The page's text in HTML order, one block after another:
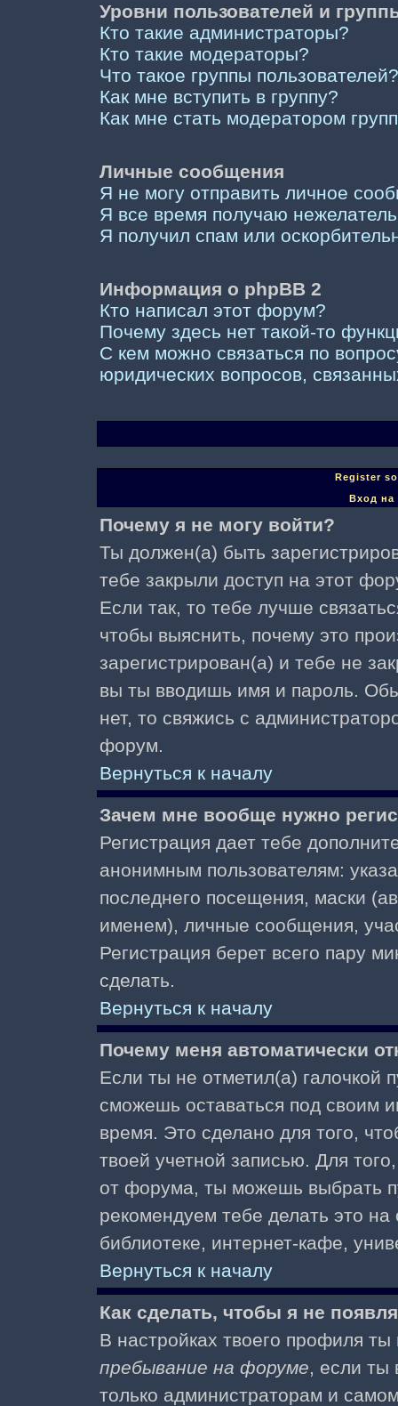
Уровни пользователей и
Кто такие администраторы?
Кто такие модераторы?
Что такое группы пользователей?
Как мне вступить в группу?
Как мне стать модератором
Личные сообщения
Я не могу отправить личное
Я все время получаю
Я получил спам или
Информация о phpBB 2
Кто написал этот форум?
Почему здесь нет такой-то
С кем можно связаться по
юридических вопросов,
Register
Вход на
Почему я не могу войти?
Ты должен(а) быть
тебе закрыли доступ на этот
Если так, то тебе лучше
чтобы выяснить, почему это
зарегистрирован(а) и тебе не
вы ты вводишь имя и пароль.
нет, то свяжись с
форум.
Вернуться к началу
Зачем мне вообще нужно
Регистрация дает тебе
анонимным пользователям:
последнего посещения, маски
именем), личные сообщения,
Регистрация берет всего пару
сделать.
Вернуться к началу
Почему меня автоматически
Если ты не отметил(а) галочкой
сможешь оставаться под своим
время. Это сделано для того,
твоей учетной записью. Для
от форума, ты можешь выбрать
рекомендуем тебе делать это
библиотеке, интернет-кафе,
Вернуться к началу
Как сделать, чтобы я не
В настройках твоего профиля
пребывание на форуме, если
только администраторам и